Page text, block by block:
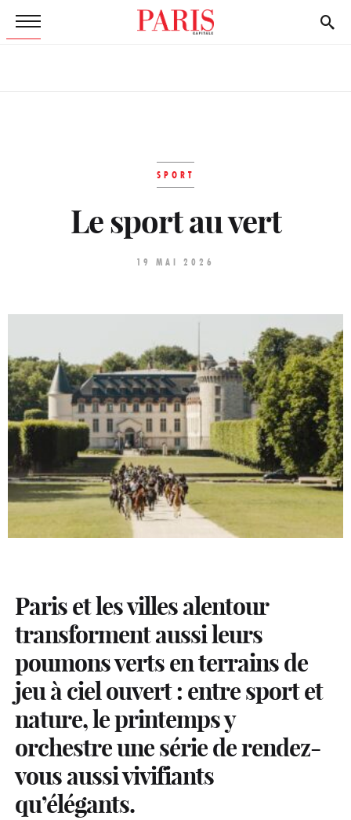
SPORT
Le sport au vert
19 MAI 2026
Paris et les villes alentour
transforment aussi leurs
poumons verts en terrains de
jeu à ciel ouvert : entre sport et
nature, le printemps y
orchestre une série de rendez-
vous aussi vivifiants
qu’élégants.